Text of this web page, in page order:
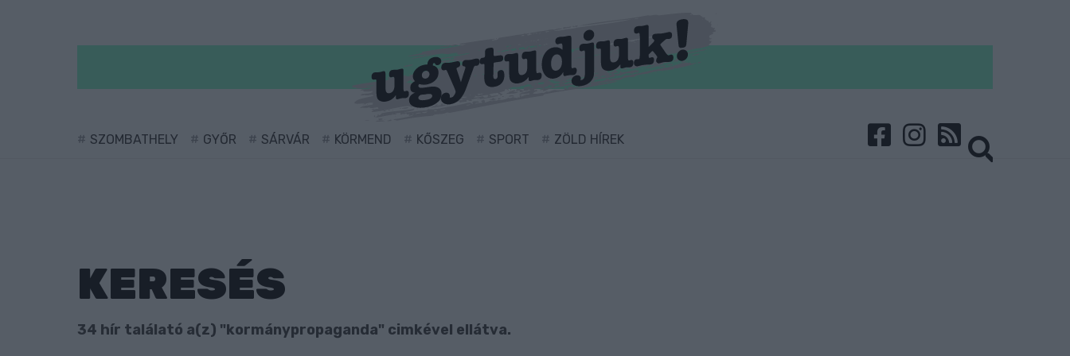
SZOMBATHELY GYŐR SÁRVÁR KÖRMEND KŐSZEG SPORT ZÖLD HÍREK
KERESÉS
34 hír találató a(z) "kormánypropaganda" cimkével ellátva.